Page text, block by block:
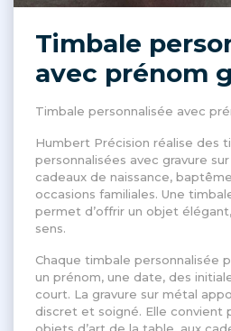
Timbale
avec prénom
Timbale personnalisée avec
Humbert Précision réalise des
personnalisées avec gravure
cadeaux de naissance,
occasions familiales. Une
permet d’offrir un objet
sens.
Chaque timbale personnalisée
un prénom, une date, des
court. La gravure sur métal
discret et soigné. Elle convient